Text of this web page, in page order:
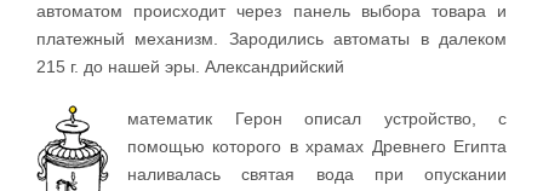
автоматом происходит через панель выбора товара и
платежный механизм. Зародились автоматы в далеком
215 г. до нашей эры. Александрийский
математик Герон описал устройство, с
помощью которого в храмах Древнего Египта
наливалась святая вода при опускании